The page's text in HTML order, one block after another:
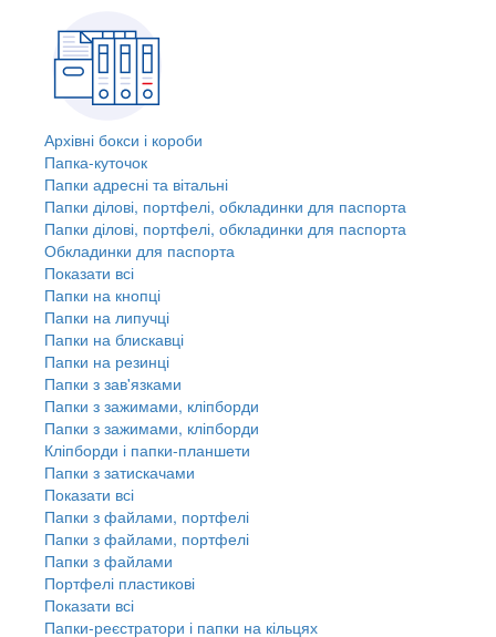
Архівні бокси і короби
Папка-куточок
Папки адресні та вітальні
Папки ділові, портфелі, обкладинки для паспорта
Папки ділові, портфелі, обкладинки для паспорта
Обкладинки для паспорта
Показати всі
Папки на кнопці
Папки на липучці
Папки на блискавці
Папки на резинці
Папки з зав'язками
Папки з зажимами, кліпборди
Папки з зажимами, кліпборди
Кліпборди і папки-планшети
Папки з затискачами
Показати всі
Папки з файлами, портфелі
Папки з файлами, портфелі
Папки з файлами
Портфелі пластикові
Показати всі
Папки-реєстратори і папки на кільцях